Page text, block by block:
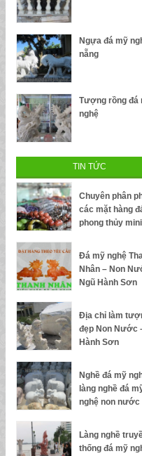
Ngựa đá mỹ
nẵng
Tượng rồng đá
nghệ
TIN TỨC
Chuyên phân
các mặt hàng
phong thủy mini
Đá mỹ nghệ
Nhân – Non
Ngũ Hành Sơn
Địa chỉ làm
đẹp Non Nước
Hành Sơn
Nghề đá mỹ
làng nghề đá
nghệ non nước
Làng nghề
thống đá mỹ